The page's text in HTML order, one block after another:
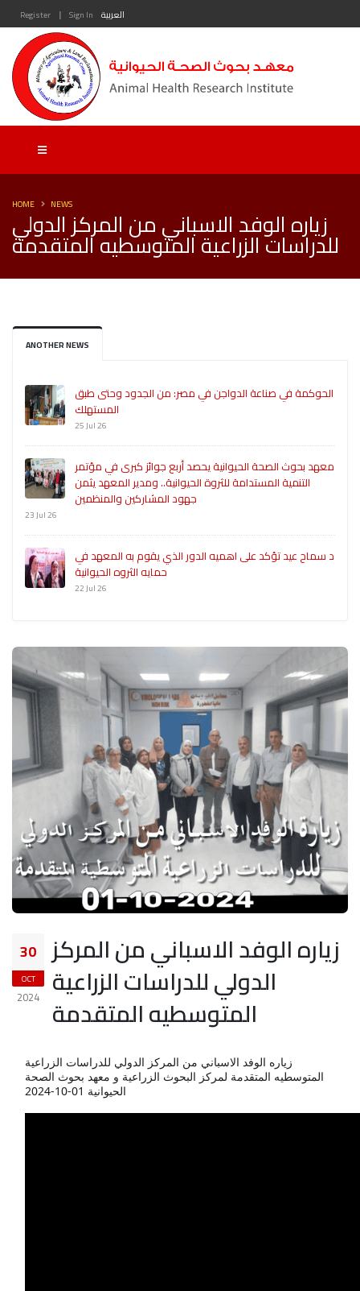
Register | Sign In العربية
زياره الوفد الاسباني من المركز الدولي
للدراسات الزراعية المتوسطيه المتقدمة
HOME NEWS
ANOTHER NEWS
الحوكمة في صناعة الدواجن في مصر: من الجدود وحتى طبق
المستهلك
25 Jul 26
معهد بحوث الصحة الحيوانية يحصد أربع جوائز كبرى في مؤتمر
التنمية المستدامة للثروة الحيوانية.. ومدير المعهد يثمن
جهود المشاركين والمنظمين
23 Jul 26
د سماح عيد تؤكد على اهميه الدور الذي يقوم به المعهد في
حمايه الثروه الحيوانية
22 Jul 26
30
OCT
2024
زياره الوفد الاسباني من المركز
الدولي للدراسات الزراعية
المتوسطيه المتقدمة
زياره الوفد الاسباني من المركز الدولي للدراسات الزراعية
المتوسطيه المتقدمة لمركز البحوث الزراعية و معهد بحوث الصحة
الحيوانية 01-10-2024